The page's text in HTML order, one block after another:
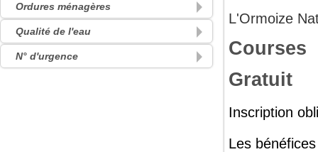
L'Ormoize
Gratuit
Inscription
Les
Ordures ménagères
Qualité de l'eau
N° d'urgence